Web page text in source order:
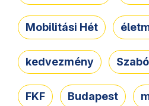
Mobilitási Hét
kedvezmény
FKF Budapest